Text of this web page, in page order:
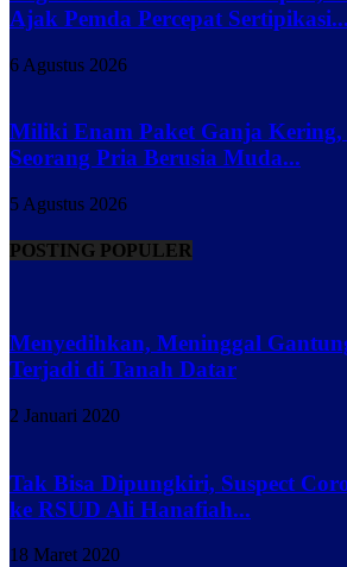
Ajak Pemda Percepat Sertipikasi...
6 Agustus 2026
Miliki Enam Paket Ganja Kering,
Seorang Pria Berusia Muda...
5 Agustus 2026
POSTING POPULER
Menyedihkan, Meninggal
Terjadi di Tanah Datar
2 Januari 2020
Tak Bisa Dipungkiri, Suspect
ke RSUD Ali Hanafiah...
18 Maret 2020